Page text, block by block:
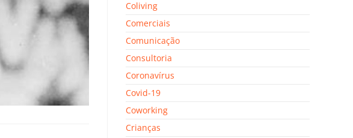
Coliving
Comerciais
Comunicação
Consultoria
Coronavírus
Covid-19
Coworking
Crianças